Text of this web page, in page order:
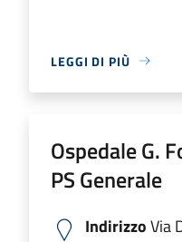
LEGGI DI PIÙ
Ospedale G.
PS Generale
IndirizzoVia